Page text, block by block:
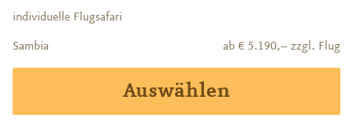
individuelle Flugsafari
Sambia ab € 5.190,– zzgl. Flug
Auswählen